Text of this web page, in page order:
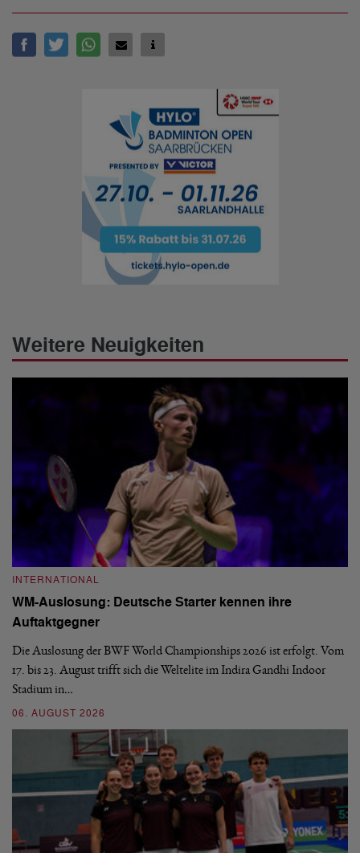
Weitere Neuigkeiten
INTERNATIONAL
WM-Auslosung: Deutsche Starter kennen ihre
Auftaktgegner
Die Auslosung der BWF World Championships 2026 ist erfolgt. Vom
17. bis 23. August trifft sich die Weltelite im Indira Gandhi Indoor
Stadium in…
06. AUGUST 2026